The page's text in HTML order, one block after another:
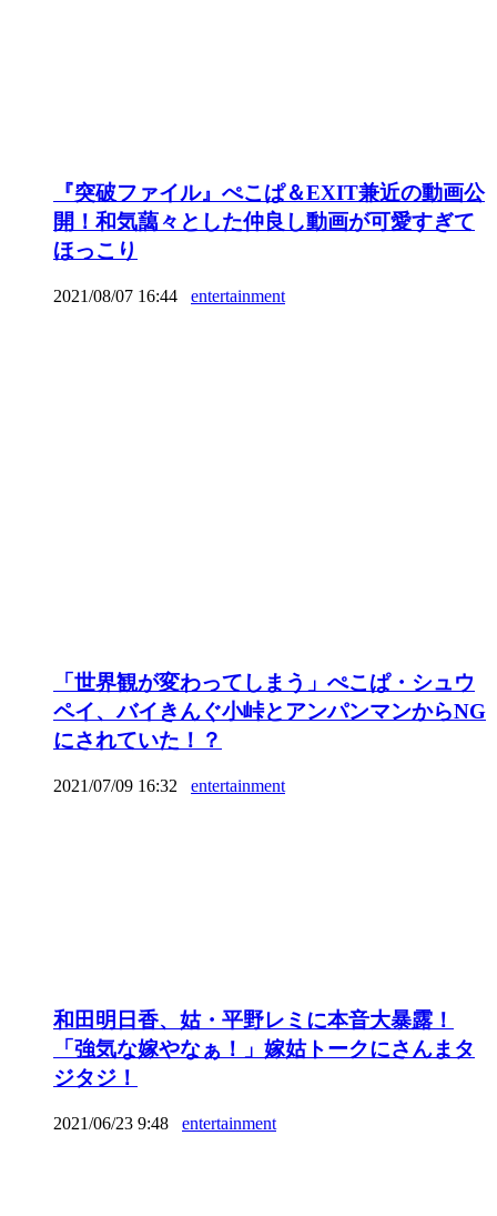
『突破ファイル』ぺこぱ＆EXIT兼近の動画公
開！和気藹々とした仲良し動画が可愛すぎて
ほっこり
2021/08/07 16:44 entertainment
「世界観が変わってしまう」ぺこぱ・シュウ
ペイ、バイきんぐ小峠とアンパンマンからNG
にされていた！？
2021/07/09 16:32 entertainment
和田明日香、姑・平野レミに本音大暴露！
「強気な嫁やなぁ！」嫁姑トークにさんまタ
ジタジ！
2021/06/23 9:48 entertainment